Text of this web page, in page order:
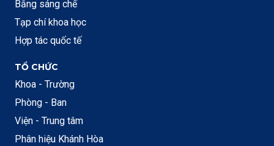
Bằng sáng chế
Tạp chí khoa học
Hợp tác quốc tế
TỔ CHỨC
Khoa - Trường
Phòng - Ban
Viện - Trung tâm
Phân hiệu Khánh Hòa